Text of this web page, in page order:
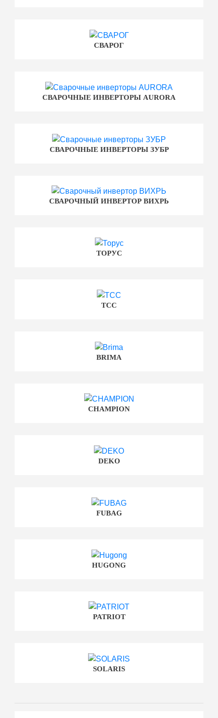
СВАРОГ
СВАРОЧНЫЕ ИНВЕРТОРЫ AURORA
СВАРОЧНЫЕ ИНВЕРТОРЫ ЗУБР
СВАРОЧНЫЙ ИНВЕРТОР ВИХРЬ
ТОРУС
ТСС
BRIMA
CHAMPION
DEKO
FUBAG
HUGONG
PATRIOT
SOLARIS